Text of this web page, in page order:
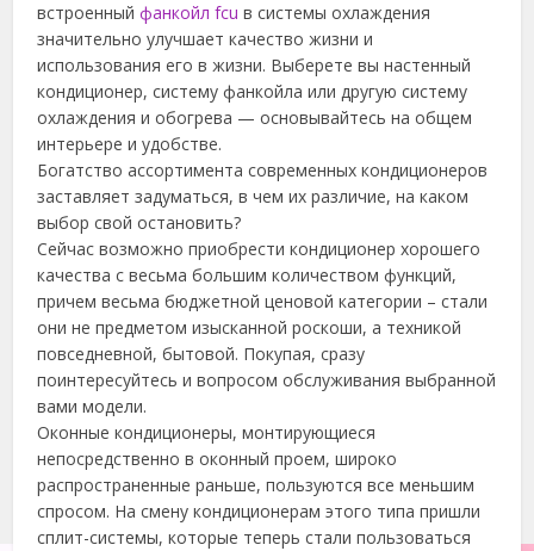
встроенныйфанкойл fcu в системы охлаждения
значительно улучшает качество жизни и
использования его в жизни. Выберете вы настенный
кондиционер, систему фанкойла или другую систему
охлаждения и обогрева — основывайтесь на общем
интерьере и удобстве.
Богатство ассортимента современных кондиционеров
заставляет задуматься, в чем их различие, на каком
выбор свой остановить?
Сейчас возможно приобрести кондиционер хорошего
качества с весьма большим количеством функций,
причем весьма бюджетной ценовой категории – стали
они не предметом изысканной роскоши, а техникой
повседневной, бытовой. Покупая, сразу
поинтересуйтесь и вопросом обслуживания выбранной
вами модели.
Оконные кондиционеры, монтирующиеся
непосредственно в оконный проем, широко
распространенные раньше, пользуются все меньшим
спросом. На смену кондиционерам этого типа пришли
сплит-системы, которые теперь стали пользоваться